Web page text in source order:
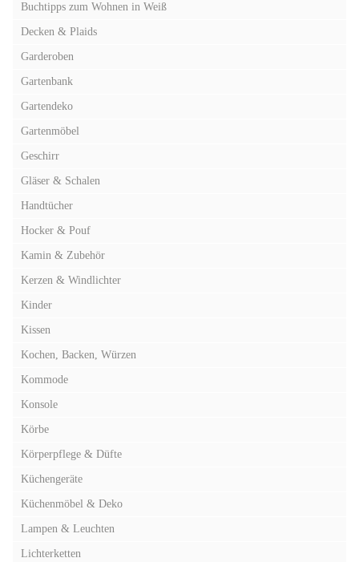
Buchtipps zum Wohnen in Weiß
Decken & Plaids
Garderoben
Gartenbank
Gartendeko
Gartenmöbel
Geschirr
Gläser & Schalen
Handtücher
Hocker & Pouf
Kamin & Zubehör
Kerzen & Windlichter
Kinder
Kissen
Kochen, Backen, Würzen
Kommode
Konsole
Körbe
Körperpflege & Düfte
Küchengeräte
Küchenmöbel & Deko
Lampen & Leuchten
Lichterketten